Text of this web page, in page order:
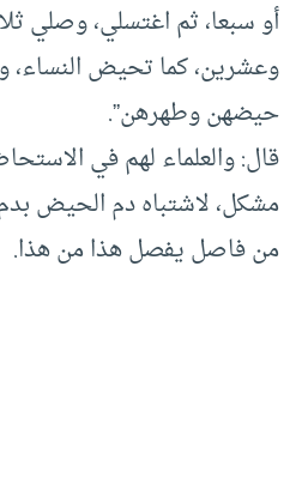
أو سبعا، ثم اغتسلي، وصلي
وعشرين، كما تحيض النساء،
حيضهن وطهرهن”.
قال: والعلماء لهم في
مشكل، لاشتباه دم الحيض
من فاصل يفصل هذا من هذا.